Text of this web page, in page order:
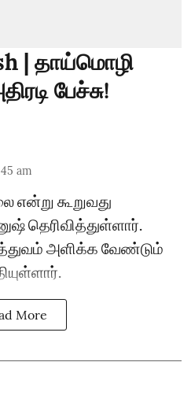
| தாய்மொழி
பேச்சு!
am
என்று கூறுவது
தெரிவித்துள்ளார்.
அளிக்க வேண்டும்
More